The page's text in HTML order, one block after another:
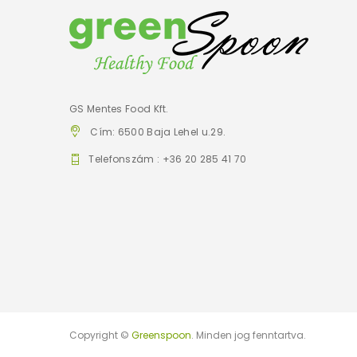
GS Mentes Food Kft.
Cím: 6500 Baja Lehel u.29.
Telefonszám : +36 20 285 41 70
Copyright © Greenspoon. Minden jog fenntartva.